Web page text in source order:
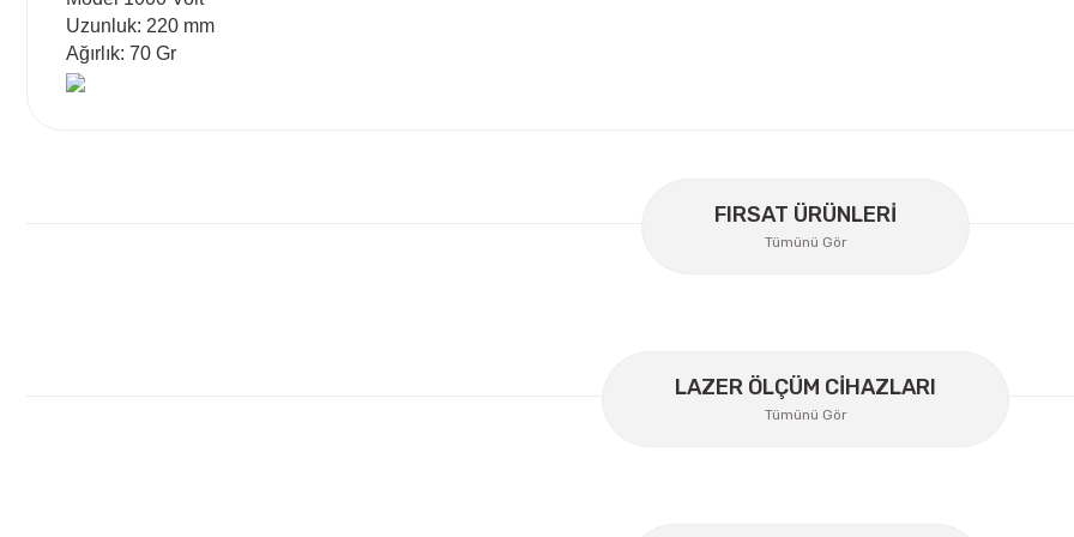
Uzunluk: 220 mm
Ağırlık: 70 Gr
Bu ürüne ilk yorumu siz yapın!
FIRSAT ÜRÜNLERİ
Tümünü Gör
LAZER ÖLÇÜM CİHAZLARI
Tümünü Gör